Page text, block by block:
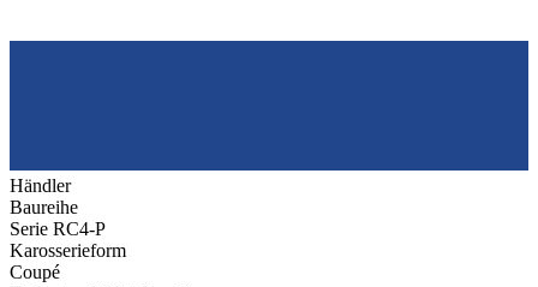
Händler
Baureihe
Serie RC4-P
Karosserieform
Coupé